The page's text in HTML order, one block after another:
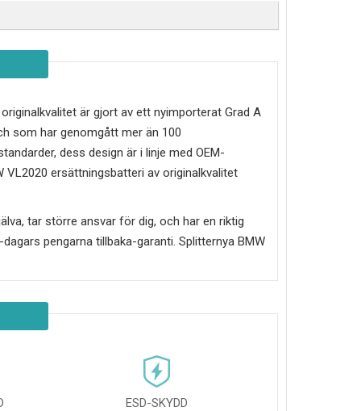
är gjort av ett nyimporterat Grad A
som har genomgått mer än 100
dess design är i linje med OEM-
VL2020 ersättningsbatteri av originalkvalitet
tar större ansvar för dig, och har en riktig
pengarna tillbaka-garanti. Splitternya BMW
ESD-SKYDD